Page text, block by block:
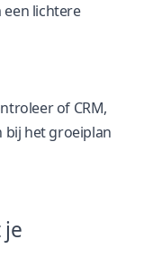
een lichtere
of CRM,
bij het groeiplan
je